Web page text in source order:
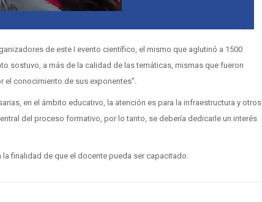
de este I evento científico, el mismo que aglutinó a 1500
sostuvo, a más de la calidad de las temáticas, mismas que fueron
conocimiento de sus exponentes”.
en el ámbito educativo, la atención es para la infraestructura y otros
del proceso formativo, por lo tanto, se debería dedicarle un interés
finalidad de que el docente pueda ser capacitado.